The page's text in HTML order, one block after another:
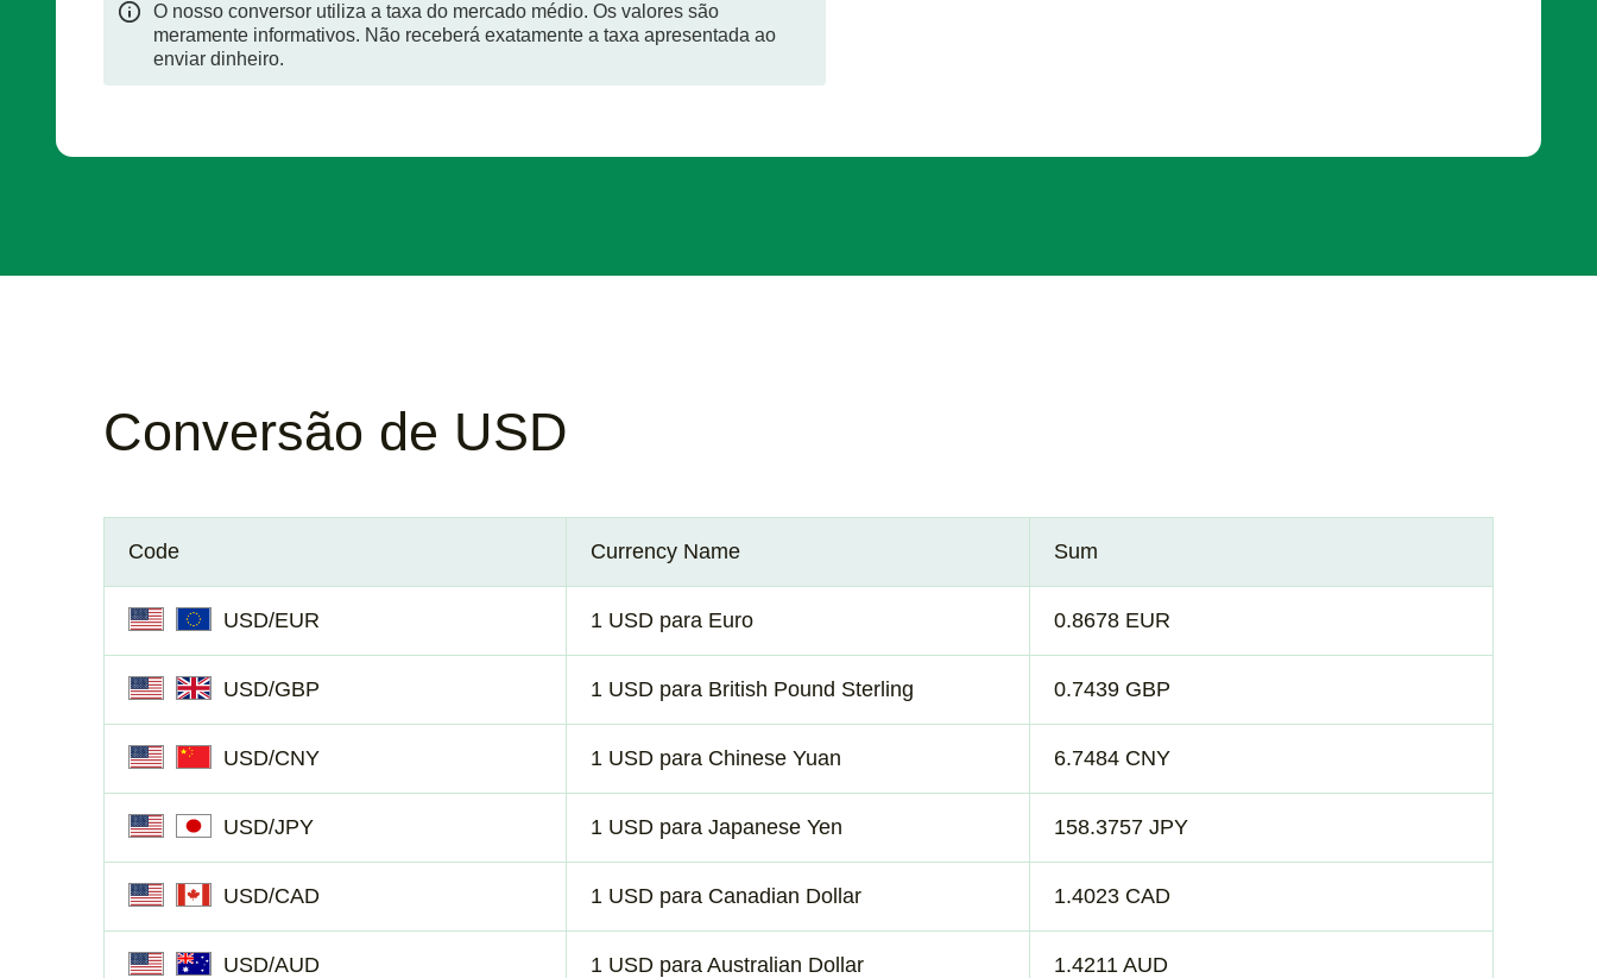
O nosso conversor utiliza a taxa do mercado médio. Os valores são
meramente informativos. Não receberá exatamente a taxa apresentada ao
enviar dinheiro.
Conversão de USD
Code Currency Name Sum
USD/EUR 1 USD para Euro 0.8678 EUR
USD/GBP 1 USD para British Pound Sterling 0.7439 GBP
USD/CNY 1 USD para Chinese Yuan 6.7484 CNY
USD/JPY 1 USD para Japanese Yen 158.3757 JPY
USD/CAD 1 USD para Canadian Dollar 1.4023 CAD
USD/AUD 1 USD para Australian Dollar 1.4211 AUD